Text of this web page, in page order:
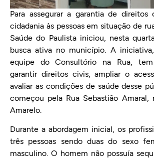
Para assegurar a garantia de
cidadania às pessoas em situação de
Saúde do Paulista iniciou, nesta
busca ativa no município. A
equipe do Consultório na Rua,
garantir direitos civis, ampliar o
avaliar as condições de saúde desse
começou pela Rua Sebastião Amaral,
Amarelo.
Durante a abordagem inicial, os
três pessoas sendo duas do sexo
masculino. O homem não possuía